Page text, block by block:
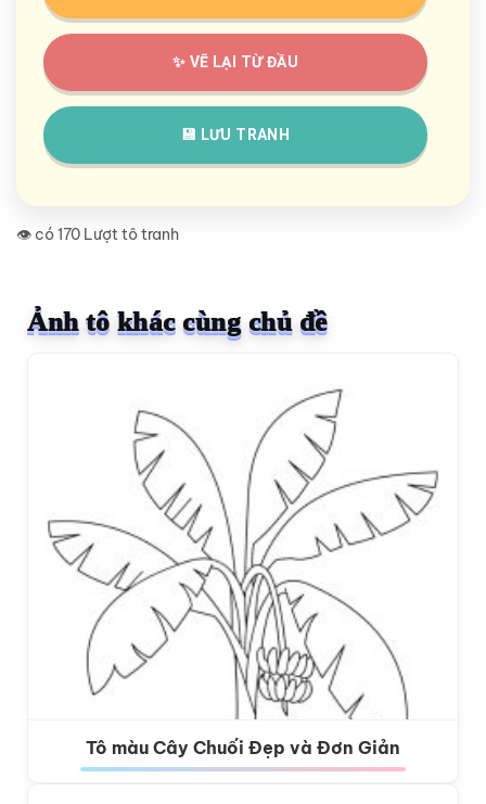
✨ VẼ LẠI TỪ ĐẦU
💾 LƯU TRANH
👁️ có 170 Lượt tô tranh
Ảnh tô khác cùng chủ đề
Tô màu Cây Chuối Đẹp và Đơn Giản